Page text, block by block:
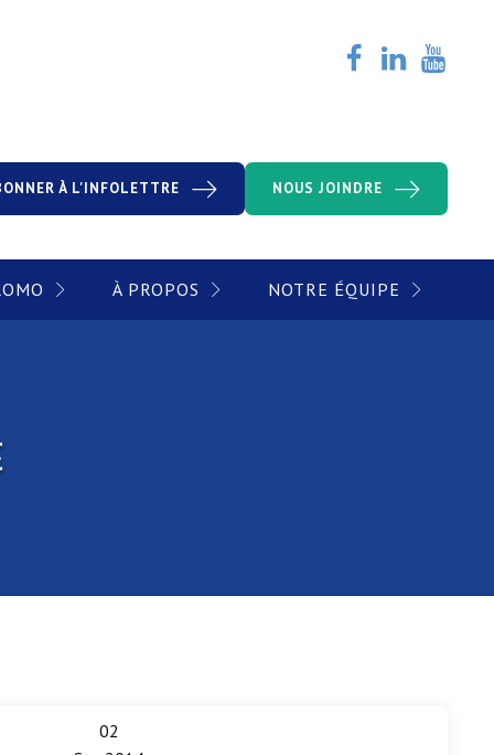
À L'INFOLETTRE NOUS JOINDRE
À PROPOS NOTRE ÉQUIPE
02